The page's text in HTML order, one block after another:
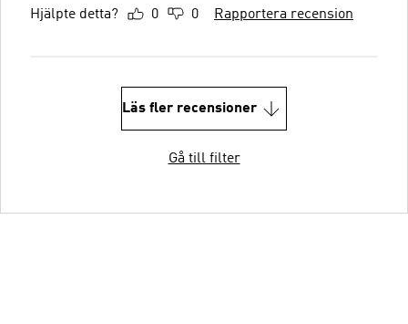
Hjälpte detta? 0 0 Rapportera recension
Läs fler recensioner
Gå till filter